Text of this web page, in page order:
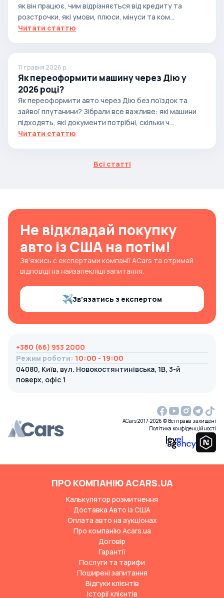
як він працює, чим відрізняється від кредиту та
розстрочки, які умови, плюси, мінуси та ком...
Читати статтю
11 травня 2026 р.
Як переоформити машину через Дію у
2026 році?
Як переоформити авто через Дію без поїздок та
зайвої плутанини? Зібрали все важливе: які машини
підходять, які документи потрібні, скільки ч...
Читати статтю
Всі статті
Не відкладай покупку
авто із США на потім!
Зв’яжись с експертами компанії ACars та отримай
відповіді на найзапекліші запитання.
Зв’язатись з експертом
+380 (66) 953 2000
Режим роботи: 10:00 - 19:00
04080, Київ, вул. Новокостянтинівська, 1В, 3-й
поверх, офіс 1
ACars 2017-2026 © Всі права захищені
Політика конфіденційності
ПРО КОМПАНІЮ ACARS.UA
Калькулятор розмитнення
Доставка Авто із США
Оплата авто на аукціонах
Про компанію Acars.ua
Договір
Гарантії
Послуги та тарифи
Поширені запитання
Відгуки клієнтів
Історії клієнтів